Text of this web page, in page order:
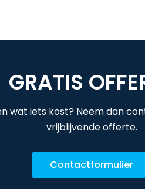
GRATIS
wat iets kost? Neem dan
vrijblijvende offerte.
Contactformulier